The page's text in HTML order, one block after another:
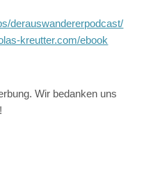
derauswandererpodcast/
kreutter.com/ebook
Wir bedanken uns